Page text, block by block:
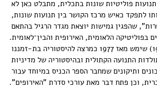
פוליטיות שונות בתכלית, מתבלט כאן לא
לתפקד כאיש מרכז הקושר בין תנועות שונות,
שהפגין גמישות יוצאת מגדר הרגיל בהתאם
בפוליטיקה הלאומית, האירופית והבין־לאומית.
(יליד 1948) שימש מאז 1977 כמרצה להיסטוריה בת-זמננו
התנועה הקתולית ובהיסטוריה של מדיניות
ותיקונים שמחבר הספר הכניס במיוחד עבור
וכן פתח דבר מאת עורכי סדרת "האירופים".